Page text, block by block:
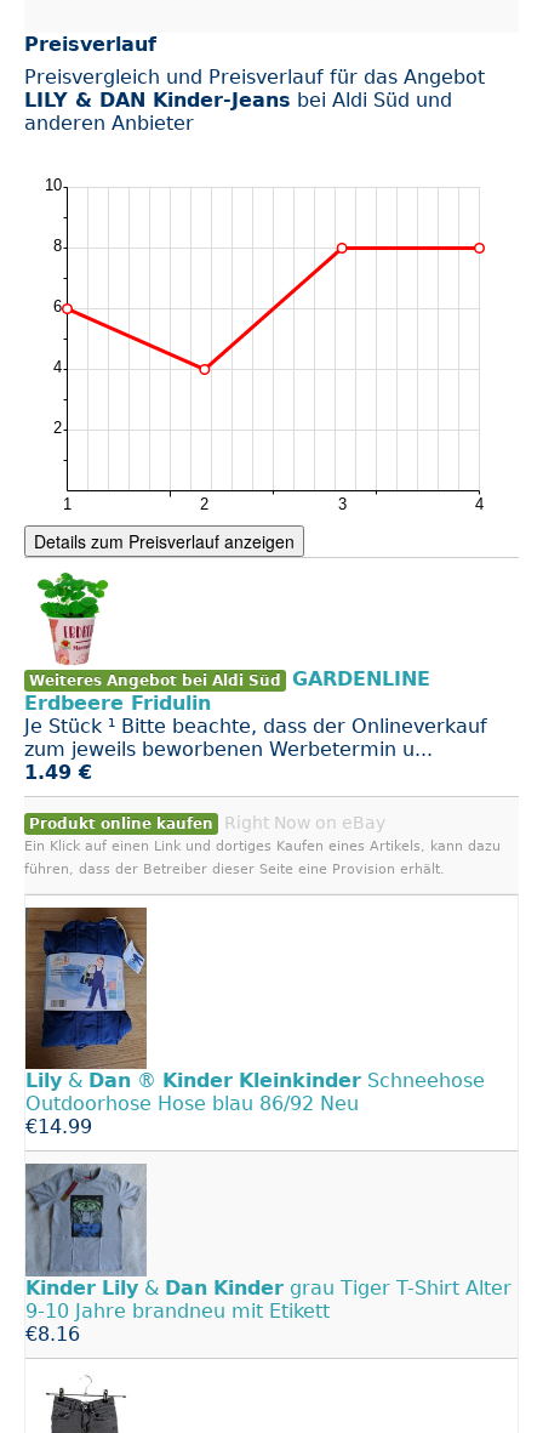
Preisverlauf
Preisvergleich und Preisverlauf für das Angebot
LILY & DAN Kinder-Jeans bei Aldi Süd und
anderen Anbieter
Details zum Preisverlauf anzeigen
Weiteres Angebot bei Aldi Süd
GARDENLINE
Erdbeere Fridulin
Je Stück ¹ Bitte beachte, dass der Onlineverkauf
zum jeweils beworbenen Werbetermin u...
1.49 €
Produkt online kaufen Right Now on eBay
Ein Klick auf einen Link und dortiges Kaufen eines Artikels, kann dazu
führen, dass der Betreiber dieser Seite eine Provision erhält.
Lily & Dan ® Kinder Kleinkinder Schneehose
Outdoorhose Hose blau 86/92 Neu
€14.99
Kinder Lily & Dan Kinder grau Tiger T-Shirt Alter
9-10 Jahre brandneu mit Etikett
€8.16